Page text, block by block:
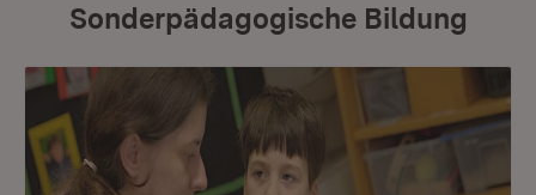
Sonderpädagogische Bildung